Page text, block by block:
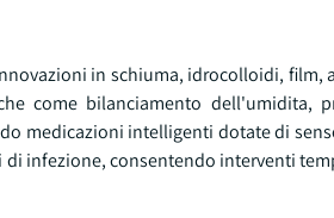
in schiuma, idrocolloidi,
come bilanciamento dell'umidita,
medicazioni intelligenti dotate di
infezione, consentendo interventi